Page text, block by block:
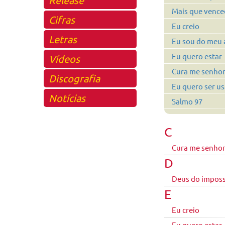
Cifras
Letras
Vídeos
Discografia
Notícias
Mais que
Eu creio
Eu sou do meu
Eu quero estar
Cura me senhor
Eu quero ser
Salmo 97
C
Cura me senhor
D
Deus do
E
Eu creio